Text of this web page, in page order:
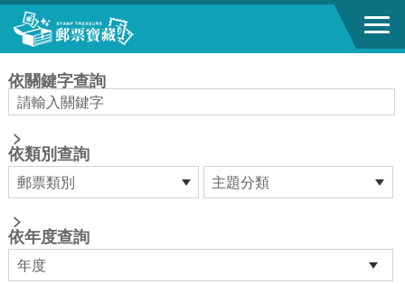
跳到主要內容區塊
依關鍵字查詢
>
依類別查詢
>
依年度查詢